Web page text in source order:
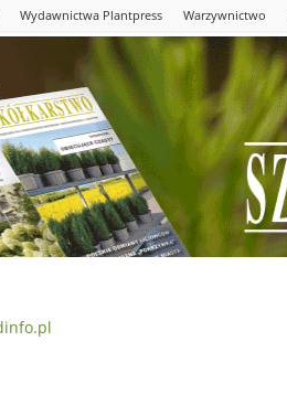
Wydawnictwa Plantpress Warzywnictwo